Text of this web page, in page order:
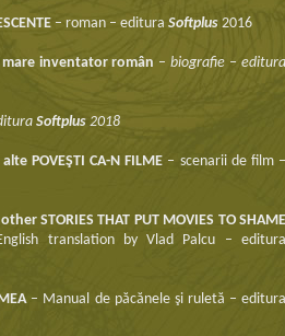
– roman – editura Softplus 2016
mare inventator român – biografie –
Softplus 2018
POVEŞTI CA-N FILME – scenarii de film
STORIES THAT PUT MOVIES TO SHAME
translation by Vlad Palcu – editura
– Manual de păcănele şi ruletă –